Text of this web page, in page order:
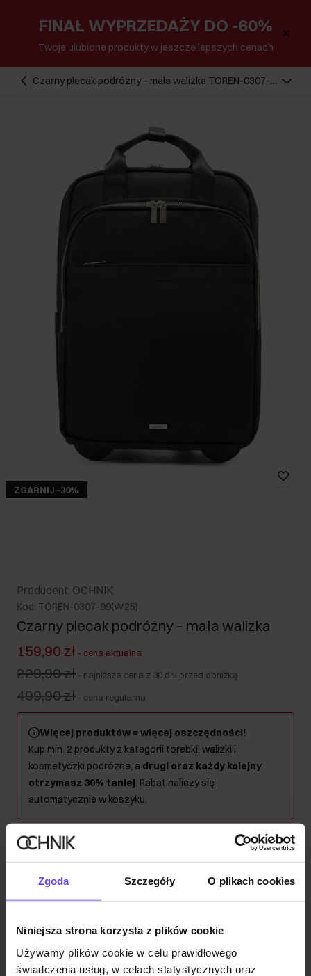
Zgoda Szczegóły O plikach cookies
Niniejsza strona korzysta z plików cookie
Używamy plików cookie w celu prawidłowego
świadczenia usług, w celach statystycznych oraz
FINAŁ WYPRZEDAŻY DO -60%
Twoje ulubione produkty w jeszcze lepszych cenach
Czarny plecak podróżny – mała walizka TOREN-0307-
ZGARNIJ -30%
Producent: OCHNIK
Kod: TOREN-0307-99(W25)
Czarny plecak podróżny – mała walizka
159,90 zł - cena aktualna
229,90 zł - najniższa cena z 30 dni przed obniżką
499,90 zł - cena regularna
Więcej produktów = więcej oszczędności!
Kup min. 2 produkty z kategorii torebki, walizki i
kosmetyczki podróżne, a drugi oraz każdy kolejny
otrzymasz 30% taniej. Rabat naliczy się
automatycznie w koszyku.
Opis produktu
Szczegóły
Skład i wymiary